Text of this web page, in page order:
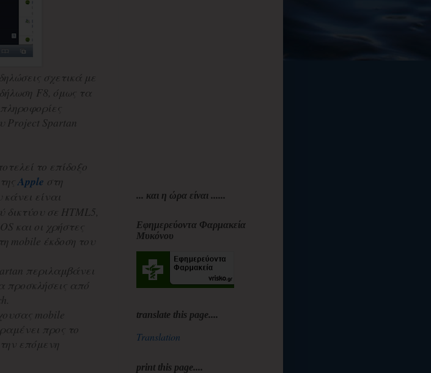
σχετικά με
F8, όμως τα
Project Spartan
το επίδοξο
Apple στη
είναι
δικτύου σε HTML5,
και οι χρήστες
mobile έκδοση του
περιλαμβάνει
προσκλήσεις από
mobile
προς το
επόμενη
... και η ώρα είναι ......
Εφημερεύοντα Φαρμακεία
Μυκόνου
translate this page....
Translation
print this page....